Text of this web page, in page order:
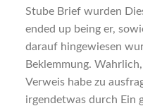
Stube Brief wurden
ended up being er,
darauf hingewiesen
Beklemmung.
Verweis habe zu
irgendetwas durch Ein